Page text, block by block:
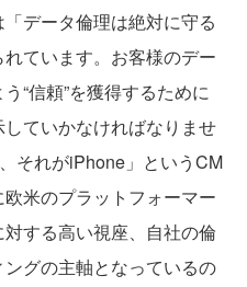
データ倫理は絶対に守る
ています。お客様のデー
“信頼”を獲得するために
ていかなければなりませ
それがiPhone」というCM
米のプラットフォーマー
する高い視座、自社の倫
グの主軸となっているの